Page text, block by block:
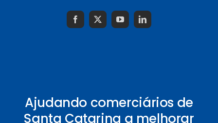
Ajudando comerciários de
Santa Catarina a melhorar